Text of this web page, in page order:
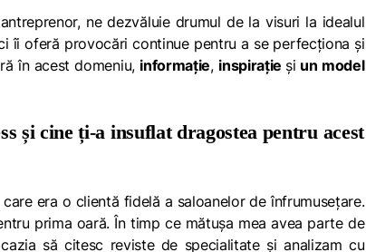
ne dezvăluie drumul de la visuri la idealul
îi oferă provocări continue pentru a se perfecționa și
în acest domeniu, informație, inspirație și un model
și cine ți-a insuflat dragostea pentru acest
era o clientă fidelă a saloanelor de înfrumusețare.
prima oară. În timp ce mătușa mea avea parte de
să citesc reviste de specialitate și analizam cu